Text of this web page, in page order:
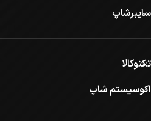
سایبرشاپ
تکنوکالا
اکوسیستم شاپ